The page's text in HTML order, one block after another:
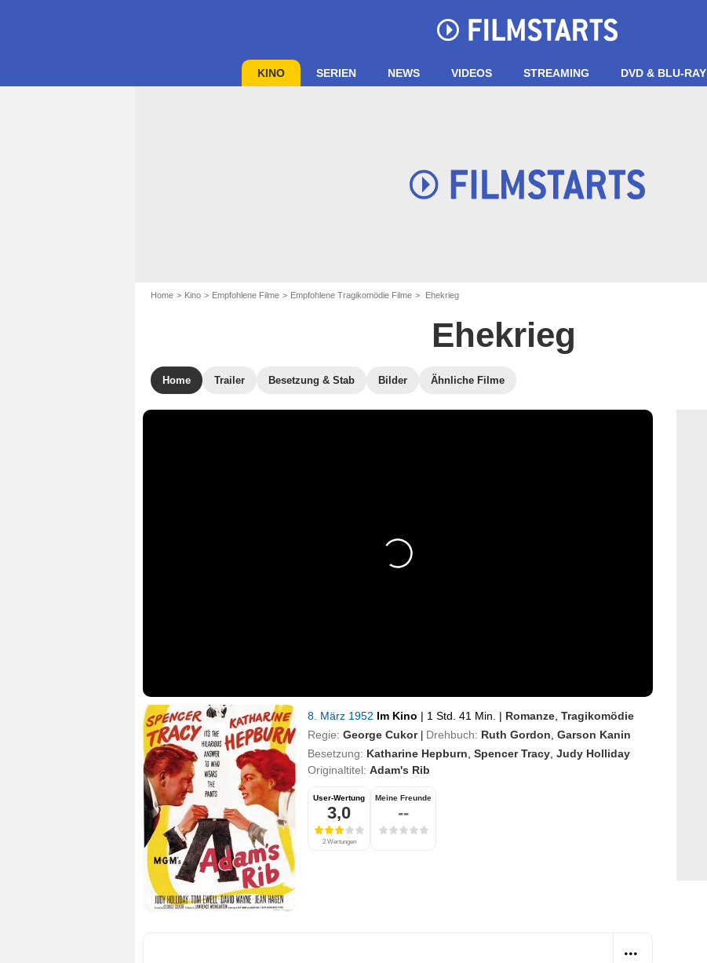
KINO SERIEN NEWS VIDEOS STREAMING DVD & BLU-RAY
Home Kino Empfohlene Filme Empfohlene Tragikomödie Filme Ehekrieg
Ehekrieg
Home Trailer Besetzung & Stab Bilder Ähnliche Filme
8. März 1952 Im Kino | 1 Std. 41 Min. | Romanze Tragikomödie
Regie: George Cukor | Drehbuch: Ruth Gordon Garson Kanin
Besetzung: Katharine Hepburn Spencer Tracy Judy Holliday
Originaltitel: Adam's Rib
User-Wertung
3,0
2 Wertungen
Meine Freunde
--